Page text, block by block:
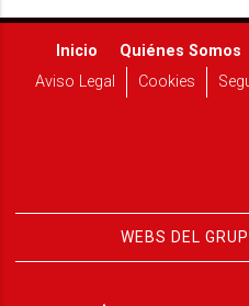
Inicio Quiénes Somos
Aviso Legal
Cookies
WEBS DEL